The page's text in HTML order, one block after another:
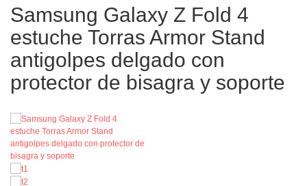
Samsung Galaxy Z Fold 4
estuche Torras Armor Stand
antigolpes delgado con
protector de bisagra y soporte